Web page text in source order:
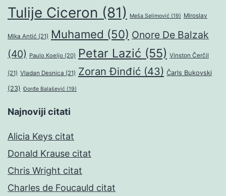
Tulije Ciceron (81) Meša Selimović (19) Miroslav
Mika Antić (21) Muhamed (50) Onore De Balzak
(40) Paulo Koeljo (20) Petar Lazić (55) Vinston Čerčil
(21) Vladan Desnica (21) Zoran Đinđić (43) Čarls Bukovski
(23) Đorđe Balašević (19)
Najnoviji citati
Alicia Keys citat
Donald Krause citat
Chris Wright citat
Charles de Foucauld citat